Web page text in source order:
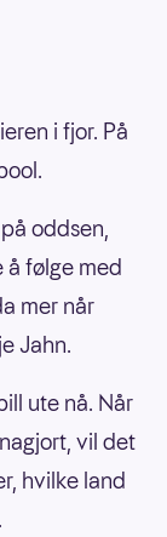
i fjor. På
oddsen,
å følge med
mer når
Jahn.
ute nå. Når
vil det
hvilke land